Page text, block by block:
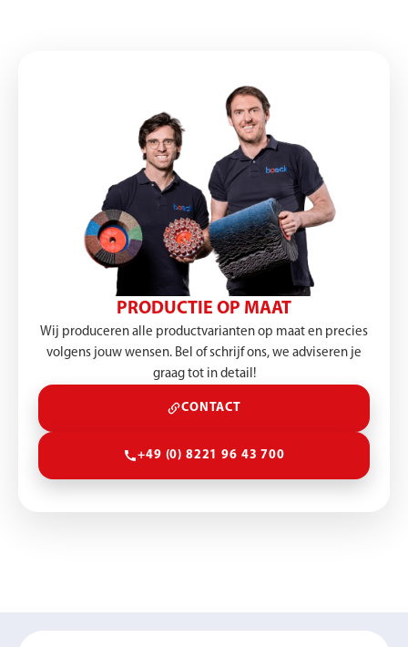
PRODUCTIE OP MAAT
Wij produceren alle productvarianten op maat en precies
volgens jouw wensen. Bel of schrijf ons, we adviseren je
graag tot in detail!
CONTACT
+49 (0) 8221 96 43 700